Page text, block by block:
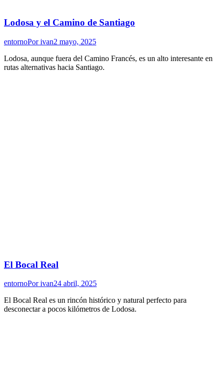
Lodosa y el Camino de Santiago
entornoPorivan2 mayo, 2025
Lodosa, aunque fuera del Camino Francés, es un alto interesante en
rutas alternativas hacia Santiago.
El Bocal Real
entornoPorivan24 abril, 2025
El Bocal Real es un rincón histórico y natural perfecto para
desconectar a pocos kilómetros de Lodosa.